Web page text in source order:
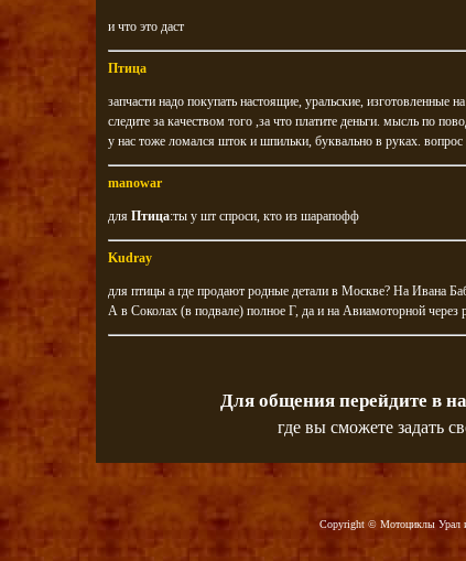
и что это даст
Птица
запчасти надо покупать настоящие, уральские, изготовленные
следите за качеством того ,за что платите деньги. мысль по
у нас тоже ломался шток и шпильки, буквально в руках.
manowar
для Птица:ты у шт спроси, кто из шарапофф
Kudray
для птицы а где продают родные детали в Москве? На Ивана
А в Соколах (в подвале) полное Г, да и на Авиамоторной через
Для общения перейдите в
где вы сможете задать
Copyright © Мотоциклы Урал